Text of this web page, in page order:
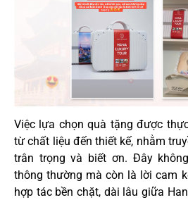
Việc lựa chọn quà tặng được
từ chất liệu đến thiết kế, nhằm
trân trọng và biết ơn. Đây
thông thường mà còn là lời cam
hợp tác bền chặt, dài lâu giữa